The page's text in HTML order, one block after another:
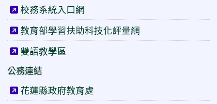
校務系統入口網
教育部學習扶助科技化評量網
雙語教學區
公務連結
花蓮縣政府教育處